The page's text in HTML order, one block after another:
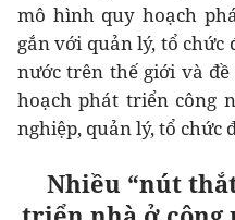
mô hình quy hoạch
gắn với quản lý, tổ chức
nước trên thế giới và
hoạch phát triển công
nghiệp, quản lý, tổ chức
Nhiều “nút